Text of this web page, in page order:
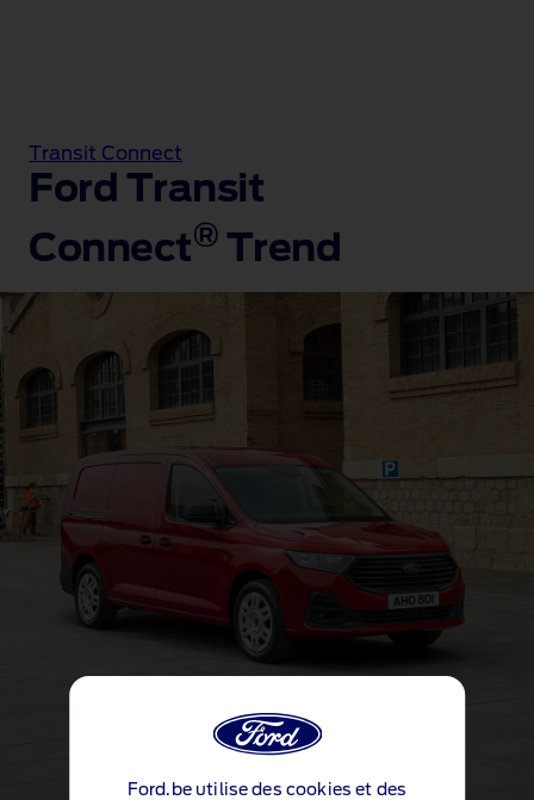
Ford.be utilise des cookies et des
Transit Connect
Ford Transit
Connect® Trend